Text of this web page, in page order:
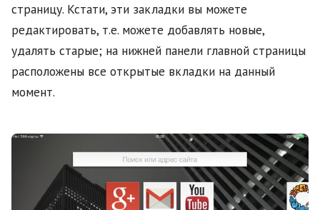
страницу. Кстати, эти закладки вы можете
редактировать, т.е. можете добавлять новые,
удалять старые; на нижней панели главной страницы
расположены все открытые вкладки на данный
момент.